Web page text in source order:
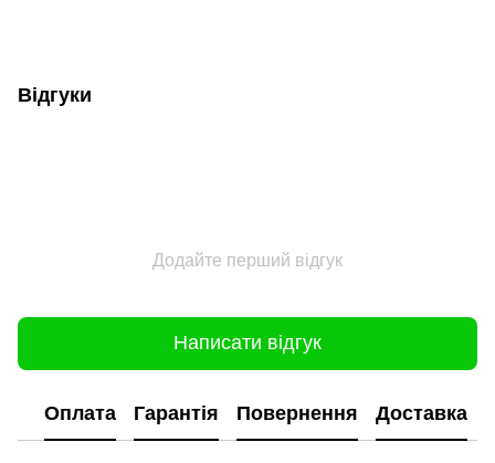
Відгуки
Додайте перший відгук
Написати відгук
Оплата Гарантія Повернення Доставка